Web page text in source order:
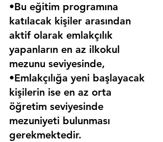
•Bu eğitim programına
katılacak kişiler arasından
aktif olarak emlakçılık
yapanların en az ilkokul
mezunu seviyesinde,
•Emlakçılığa yeni başlayacak
kişilerin ise en az orta
öğretim seviyesinde
mezuniyeti bulunması
gerekmektedir.